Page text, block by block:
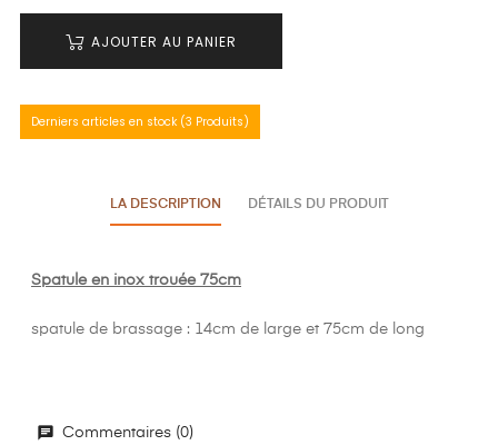
AJOUTER AU PANIER
Derniers articles en stock (3 Produits)
LA DESCRIPTION DÉTAILS DU PRODUIT
Spatule en inox trouée 75cm
spatule de brassage : 14cm de large et 75cm de long
Commentaires (0)